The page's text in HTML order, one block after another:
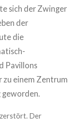
sich der Zwinger
der
die
Pavillons
einem Zentrum
geworden.
Der